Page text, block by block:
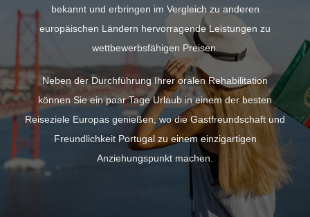
bekannt und erbringen im Vergleich zu anderen
europäischen Ländern hervorragende Leistungen zu
wettbewerbsfähigen Preisen.
Neben der Durchführung Ihrer oralen Rehabilitation
können Sie ein paar Tage Urlaub in einem der besten
Reiseziele Europas genießen, wo die Gastfreundschaft und
Freundlichkeit Portugal zu einem einzigartigen
Anziehungspunkt machen.